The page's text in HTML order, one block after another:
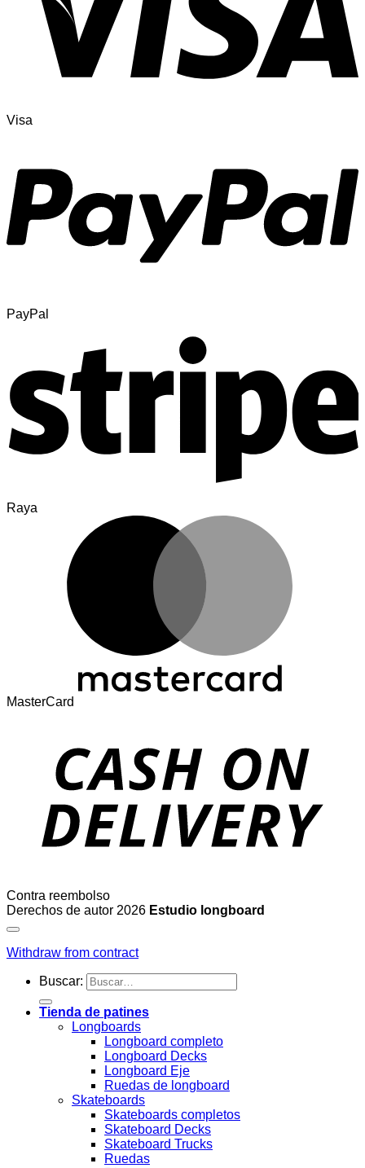
Visa
PayPal
Raya
MasterCard
Contra reembolso
Derechos de autor 2026 Estudio longboard
Withdraw from contract
Buscar:
Tienda de patines
Longboards
Longboard completo
Longboard Decks
Longboard Eje
Ruedas de longboard
Skateboards
Skateboards completos
Skateboard Decks
Skateboard Trucks
Ruedas